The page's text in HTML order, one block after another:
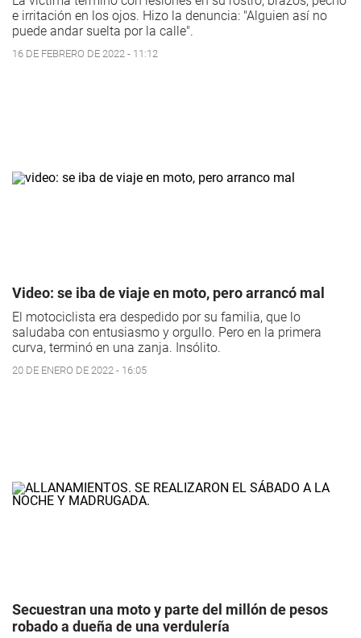
e irritación en los ojos. Hizo la denuncia: "Alguien así no
puede andar suelta por la calle".
16 DE FEBRERO DE 2022 - 11:12
Video: se iba de viaje en moto, pero arrancó mal
El motociclista era despedido por su familia, que lo
saludaba con entusiasmo y orgullo. Pero en la primera
curva, terminó en una zanja. Insólito.
20 DE ENERO DE 2022 - 16:05
Secuestran una moto y parte del millón de pesos
robado a dueña de una verdulería